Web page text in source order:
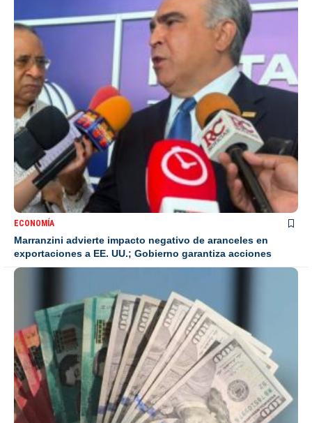
ECONOMÍA
Marranzini advierte impacto negativo de aranceles en
exportaciones a EE. UU.; Gobierno garantiza acciones